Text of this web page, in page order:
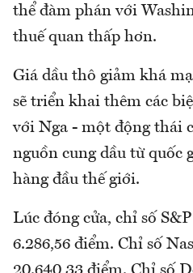
thể đàm phán với
thuế quan thấp hơn.
Giá dầu thô giảm khá
sẽ triển khai thêm các
với Nga - một động thái
nguồn cung dầu từ quốc
hàng đầu thế giới.
Lúc đóng cửa, chỉ số
6.286,56 điểm. Chỉ số